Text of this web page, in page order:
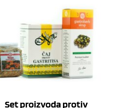
Set proizvoda protiv